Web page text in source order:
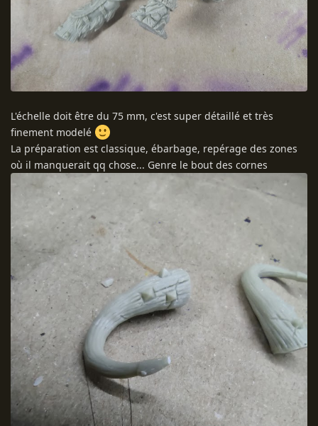
L'échelle doit être du 75 mm, c'est super détaillé et très
finement modelé
La préparation est classique, ébarbage, repérage des zones
où il manquerait qq chose... Genre le bout des cornes